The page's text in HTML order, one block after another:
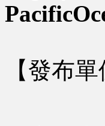
【發布